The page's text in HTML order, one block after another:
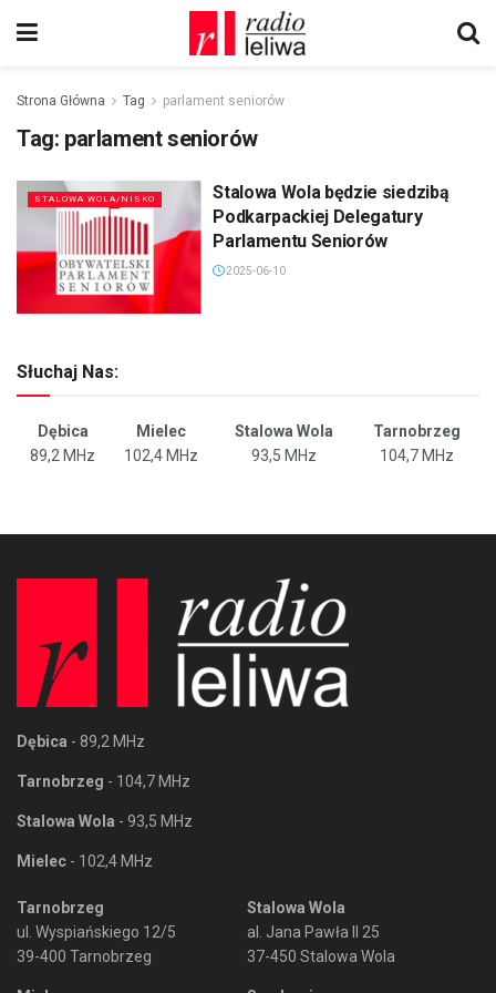
Strona Główna Tag parlament seniorów
Tag: parlament seniorów
STALOWA WOLA/NISKO
Stalowa Wola będzie siedzibą
Podkarpackiej Delegatury
Parlamentu Seniorów
2025-06-10
Słuchaj Nas:
Dębica Mielec Stalowa Wola
Tarnobrzeg
89,2 MHz
102,4 MHz 93,5 MHz 104,7 MHz
Dębica - 89,2 MHz
Tarnobrzeg - 104,7 MHz
Stalowa Wola - 93,5 MHz
Mielec - 102,4 MHz
Tarnobrzeg
ul. Wyspiańskiego 12/5
39-400 Tarnobrzeg
Stalowa Wola
al. Jana Pawła II 25
37-450 Stalowa Wola